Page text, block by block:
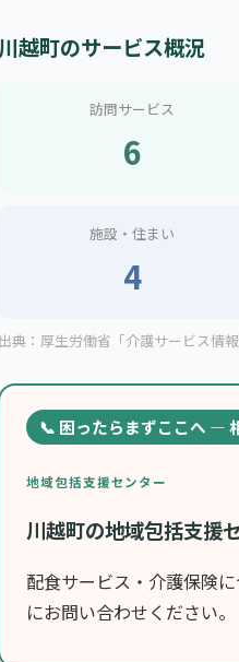
川越町のサービス概況
訪問サービス
6
施設・住まい
4
出典：厚生労働省「介護サービス情
📞 困ったらまずここへ —
地域包括支援センター
川越町の地域包括支援
配食サービス・介護保険
にお問い合わせください。